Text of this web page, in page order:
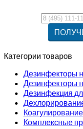
Категории товаров
Дезинфекторы
Дезинфекторы
Дезинфекция
Комплексные